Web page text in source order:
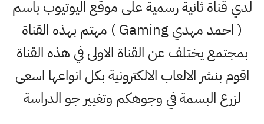
لدي قناة ثانية رسمية على موقع اليوتيوب باسم
( احمد مهدي Gaming ) مهتم بهذه القناة
بمجتمع يختلف عن القناة الاولى في هذه القناة
اقوم بنشر الالعاب الالكترونية بكل انواعها اسعى
لزرع البسمة في وجوهكم وتغيير جو الدراسة